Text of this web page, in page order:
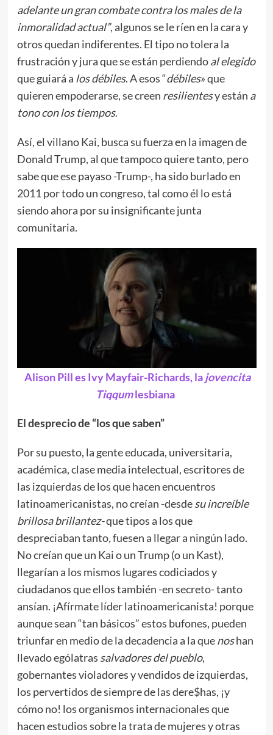
adelante un gran combate contra los males de la
inmoralidad actual”, algunos se le ríen en la cara y
otros quedan indiferentes. El tipo no tolera la
frustración y jura que se están perdiendoal elegido
que guiará a los débiles. A esos “débiles» que
quieren empoderarse, se creen resilientesy están a
tono con los tiempos.
Así, el villano Kai, busca su fuerza en la imagen de
Donald Trump, al que tampoco quiere tanto, pero
sabe que ese payaso -Trump-, ha sido burlado en
2011 por todo un congreso, tal como él lo está
siendo ahora por su insignificante junta
comunitaria.
Alison Pill es Ivy Mayfair-Richards, la jovencita
Tiqqumlesbiana
El desprecio de “los que saben”
Por su puesto, la gente educada, universitaria,
académica, clase media intelectual, escritores de
las izquierdas de los que hacen encuentros
latinoamericanistas, no creían -desdesu increíble
brillosa brillantez-que tipos a los que
despreciaban tanto,fuesen a llegar a ningún lado.
No creían que un Kai o un Trump (o un Kast),
llegarían a los mismos lugares codiciados y
ciudadanos que ellos también -en secreto- tanto
ansían. ¡Afírmate líder latinoamericanista! porque
aunque sean “tan básicos” estos bufones, pueden
triunfar en medio de la decadencia a la quenoshan
llevado ególatras salvadores del pueblo,
gobernantes violadores y vendidos de izquierdas,
los pervertidos de siempre de las dere$has, ¡y
cómo no! los organismos internacionales que
hacen estudios sobre la trata de mujeres y otras